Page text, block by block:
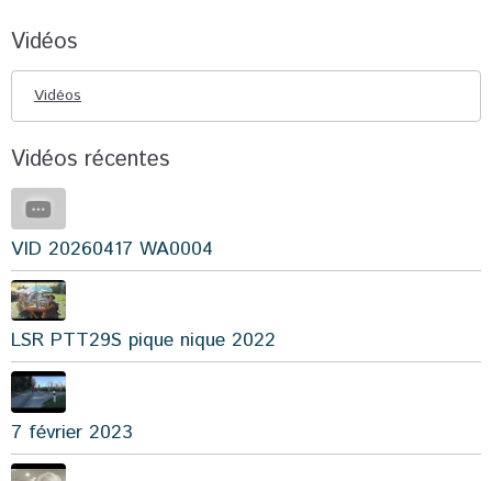
Vidéos
Vidéos
Vidéos récentes
VID 20260417 WA0004
LSR PTT29S pique nique 2022
7 février 2023